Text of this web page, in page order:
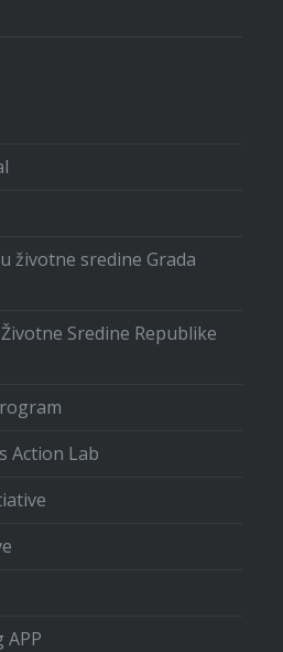
životne sredine Grada
Sredine Republike
Action Lab